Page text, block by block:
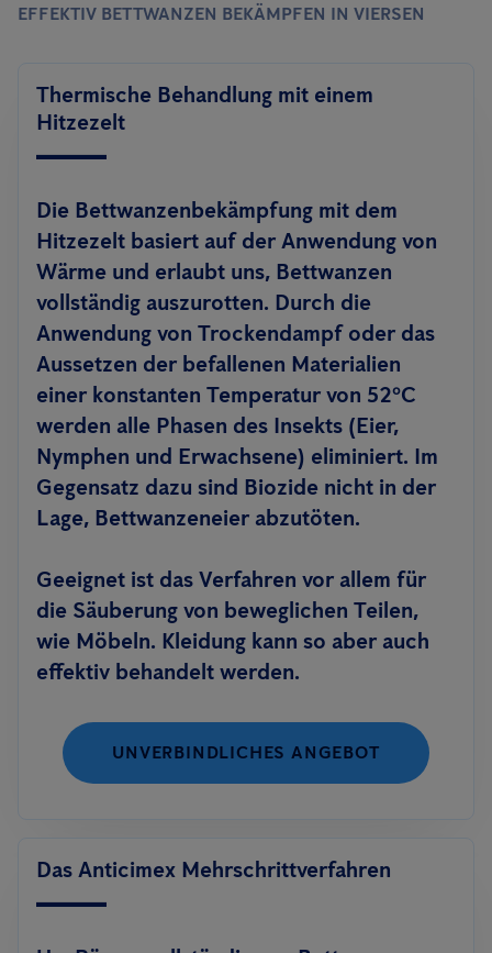
EFFEKTIV BETTWANZEN BEKÄMPFEN IN VIERSEN
Thermische Behandlung mit einem
Hitzezelt
Die Bettwanzenbekämpfung mit dem
Hitzezelt basiert auf der Anwendung von
Wärme und erlaubt uns, Bettwanzen
vollständig auszurotten. Durch die
Anwendung von Trockendampf oder das
Aussetzen der befallenen Materialien
einer konstanten Temperatur von 52ºC
werden alle Phasen des Insekts (Eier,
Nymphen und Erwachsene) eliminiert. Im
Gegensatz dazu sind Biozide nicht in der
Lage, Bettwanzeneier abzutöten.
Geeignet ist das Verfahren vor allem für
die Säuberung von beweglichen Teilen,
wie Möbeln. Kleidung kann so aber auch
effektiv behandelt werden.
UNVERBINDLICHES ANGEBOT
Das Anticimex Mehrschrittverfahren